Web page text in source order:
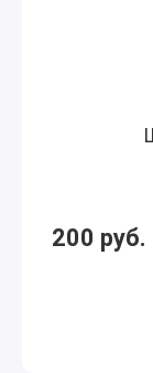
200 руб.